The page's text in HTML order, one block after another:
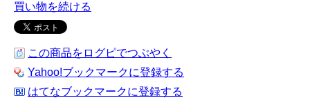
買い物を続ける
この商品をログピでつぶやく
Yahoo!ブックマークに登録する
はてなブックマークに登録する